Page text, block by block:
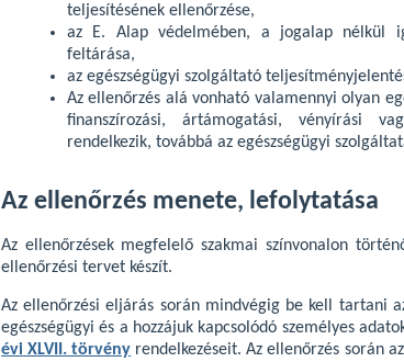
teljesítésének ellenőrzése,
az E. Alap védelmében, a jogalap nélkül
feltárása,
az egészségügyi szolgáltató
Az ellenőrzés alá vonható valamennyi olyan
finanszírozási, ártámogatási, vényírási
rendelkezik, továbbá az egészségügyi
Az ellenőrzés menete, lefolytatása
Az ellenőrzések megfelelő szakmai színvonalon
ellenőrzési tervet készít.
Az ellenőrzési eljárás során mindvégig be kell tartani
egészségügyi és a hozzájuk kapcsolódó személyes
évi XLVII. törvény rendelkezéseit. Az ellenőrzés során